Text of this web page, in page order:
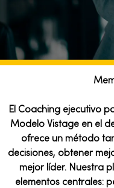
El Coaching ejecutivo
Modelo Vistage en el
ofrece un método
decisiones, obtener
mejor líder. Nuestra
elementos centrales: